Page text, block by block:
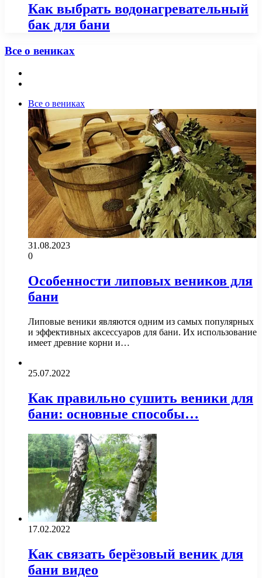
Как выбрать водонагревательный
бак для бани
Все о вениках
Все о вениках
31.08.2023
0
Особенности липовых веников для
бани
Липовые веники являются одним из самых популярных
и эффективных аксессуаров для бани. Их использование
имеет древние корни и…
25.07.2022
Как правильно сушить веники для
бани: основные способы…
17.02.2022
Как связать берёзовый веник для
бани видео